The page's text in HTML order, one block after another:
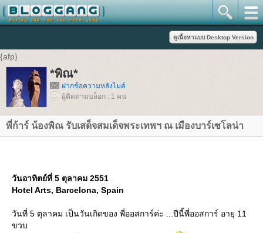
{afp}
*พิณ*
ฝากข้อความหลังไมค์
ผู้ติดตามบล็อก : 1 คน
พี่ก้าร์ น้องพิณ รับเสด็จสมเด็จพระเทพฯ ณ เมืองบาร์เซโลน่า
วันอาทิตย์ที่ 5 ตุลาคม 2551
Hotel Arts, Barcelona, Spain
วันที่ 5 ตุลาคม เป็นวันเกิดของ พี่ออสการ์ค่ะ ...ปีนี้พี่ออสการ์ อายุ 11
ขวบ